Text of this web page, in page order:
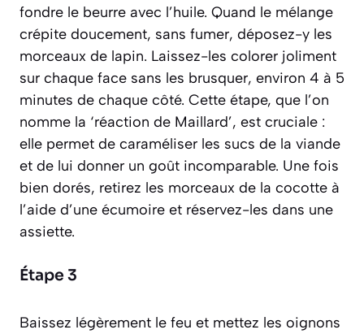
fondre le beurre avec l’huile. Quand le mélange
crépite doucement, sans fumer, déposez-y les
morceaux de lapin. Laissez-les colorer joliment
sur chaque face sans les brusquer, environ 4 à 5
minutes de chaque côté. Cette étape, que l’on
nomme la ‘réaction de Maillard’, est cruciale :
elle permet de caraméliser les sucs de la viande
et de lui donner un goût incomparable. Une fois
bien dorés, retirez les morceaux de la cocotte à
l’aide d’une écumoire et réservez-les dans une
assiette.
Étape 3
Baissez légèrement le feu et mettez les oignons